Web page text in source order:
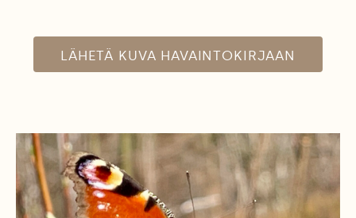
LÄHETÄ KUVA HAVAINTOKIRJAAN